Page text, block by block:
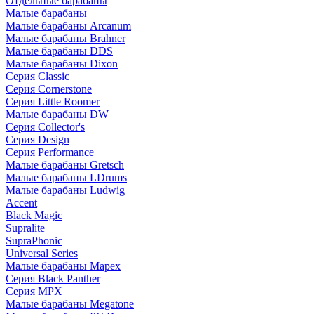
Малые барабаны
Малые барабаны Arcanum
Малые барабаны Brahner
Малые барабаны DDS
Малые барабаны Dixon
Серия Classic
Серия Cornerstone
Серия Little Roomer
Малые барабаны DW
Серия Collector's
Серия Design
Серия Performance
Малые барабаны Gretsch
Малые барабаны LDrums
Малые барабаны Ludwig
Accent
Black Magic
Supralite
SupraPhonic
Universal Series
Малые барабаны Mapex
Серия Black Panther
Серия MPX
Малые барабаны Megatone